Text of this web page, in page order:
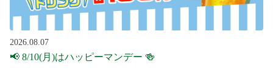
2026.08.07
📢 8/10(月)はハッピーマンデー 🍻